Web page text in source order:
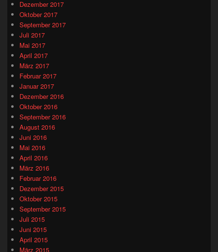
Dezember 2017
Oktober 2017
September 2017
Juli 2017
Mai 2017
April 2017
März 2017
Februar 2017
Januar 2017
Dezember 2016
Oktober 2016
September 2016
August 2016
Juni 2016
Mai 2016
April 2016
März 2016
Februar 2016
Dezember 2015
Oktober 2015
September 2015
Juli 2015
Juni 2015
April 2015
März 2015